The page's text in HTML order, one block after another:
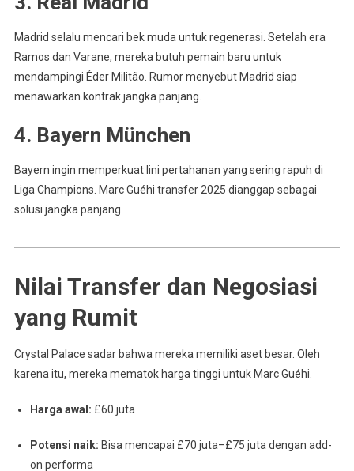
Madrid selalu mencari bek muda untuk regenerasi. Setelah era
Ramos dan Varane, mereka butuh pemain baru untuk
mendampingi Éder Militão. Rumor menyebut Madrid siap
menawarkan kontrak jangka panjang.
4. Bayern München
Bayern ingin memperkuat lini pertahanan yang sering rapuh di
Liga Champions. Marc Guéhi transfer 2025 dianggap sebagai
solusi jangka panjang.
Nilai Transfer dan Negosiasi
yang Rumit
Crystal Palace sadar bahwa mereka memiliki aset besar. Oleh
karena itu, mereka mematok harga tinggi untuk Marc Guéhi.
Harga awal: £60 juta
Potensi naik: Bisa mencapai £70 juta–£75 juta dengan add-
on performa